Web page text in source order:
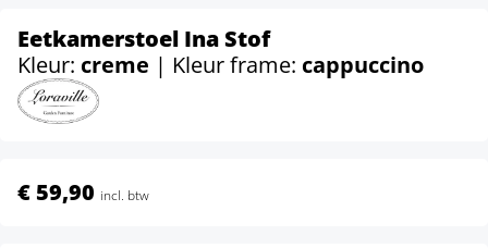
Eetkamerstoel Ina Stof
Kleur: creme | Kleur frame: cappuccino
€ 59,90 incl. btw